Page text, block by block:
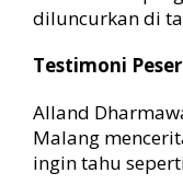
diluncurkan di
Testimoni
Alland
Malang
ingin tahu